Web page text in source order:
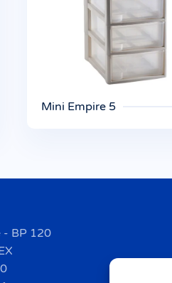
Mini Empire 5
- BP 120